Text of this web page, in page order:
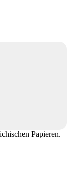
Papieren.